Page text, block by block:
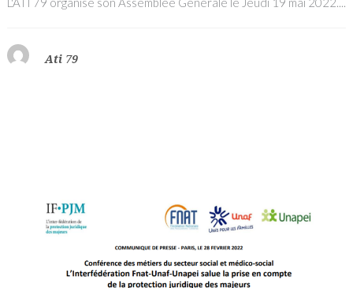
Ati 79